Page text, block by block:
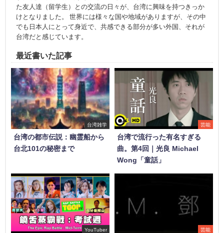
た友人達（留学生）との交流の日々が、台湾に興味を持つきっか
けとなりました。 世界には様々な国や地域がありますが、その中
でも日本人にとって身近で、共感できる部分が多い外国、それが
台湾だと感じています。
最近書いた記事
台湾雑学
台湾の都市伝説：幽霊船から
台北101の秘密まで
芸能
台湾で流行った有名すぎる
曲。第4回｜光良 Michael
Wong「童話」
YouTuber 芸能